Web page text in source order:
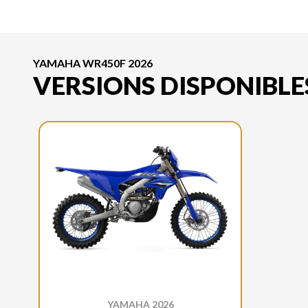
YAMAHA WR450F 2026
VERSIONS
YAMAHA 2026